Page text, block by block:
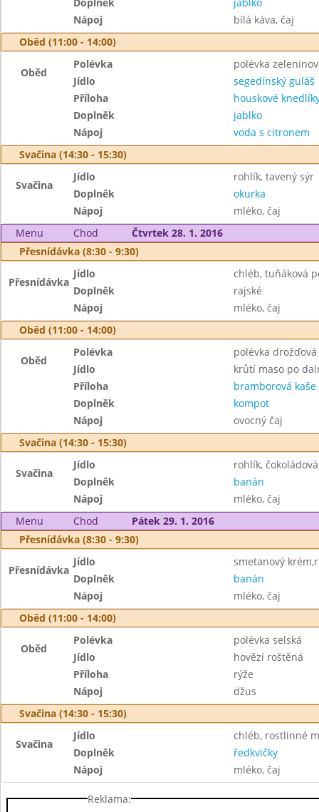
Nápoj
bílá káva, čaj
Oběd (11:00 - 14:00)
Oběd
Polévka
polévka
Jídlo
segedínský guláš
Příloha
houskové
Doplněk
jablko
Nápoj
voda s citronem
Svačina (14:30 - 15:30)
Svačina
Jídlo
rohlík, tavený sýr
Doplněk
okurka
Nápoj
mléko, čaj
Menu
Chod
Čtvrtek 28. 1. 2016
Přesnídávka (8:30 - 9:30)
Přesnídávka
Jídlo
chléb, tuňáková
Doplněk
rajské
Nápoj
mléko, čaj
Oběd (11:00 - 14:00)
Oběd
Polévka
polévka drožďová
Jídlo
krůtí maso po
Příloha
bramborová kaše
Doplněk
kompot
Nápoj
ovocný čaj
Svačina (14:30 - 15:30)
Svačina
Jídlo
rohlík,
Doplněk
banán
Nápoj
mléko, čaj
Menu
Chod
Pátek 29. 1. 2016
Přesnídávka (8:30 - 9:30)
Přesnídávka
Jídlo
smetanový
Doplněk
banán
Nápoj
mléko, čaj
Oběd (11:00 - 14:00)
Oběd
Polévka
polévka selská
Jídlo
hovězí roštěná
Příloha
rýže
Nápoj
džus
Svačina (14:30 - 15:30)
Svačina
Jídlo
chléb, rostlinné
Doplněk
ředkvičky
Nápoj
mléko, čaj
Reklama: